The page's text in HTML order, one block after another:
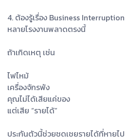
4. ต้องรู้เรื่อง Business Interruption
หลายโรงงานพลาดตรงนี้
ถ้าเกิดเหตุ เช่น
ไฟไหม้
เครื่องจักรพัง
คุณไม่ได้เสียแค่ของ
แต่เสีย “รายได้”
ประกันตัวนี้ช่วยชดเชยรายได้ที่หายไป